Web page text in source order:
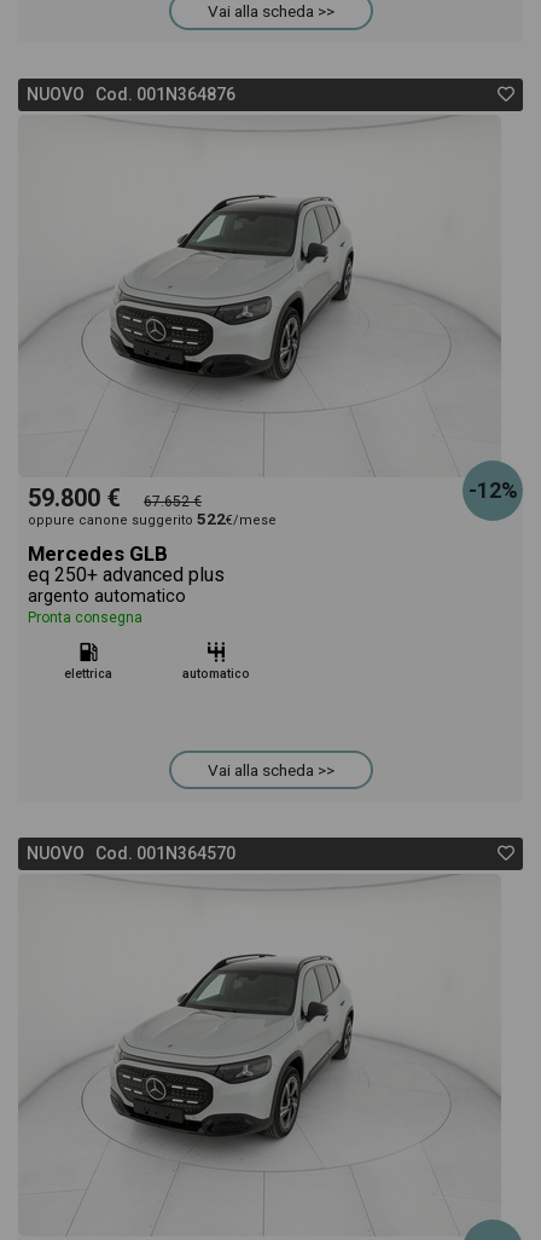
Vai alla scheda >>
NUOVO Cod. 001N364876
-12%
59.800 € 67.652 €
oppure canone suggerito 522€/mese
Mercedes GLB
eq 250+ advanced plus
argento automatico
Pronta consegna
elettrica automatico
Vai alla scheda >>
NUOVO Cod. 001N364570